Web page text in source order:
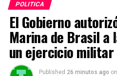
POLITICA
El Gobierno
Marina de Brasil a
un ejercicio militar
Published 26 minutos ago on